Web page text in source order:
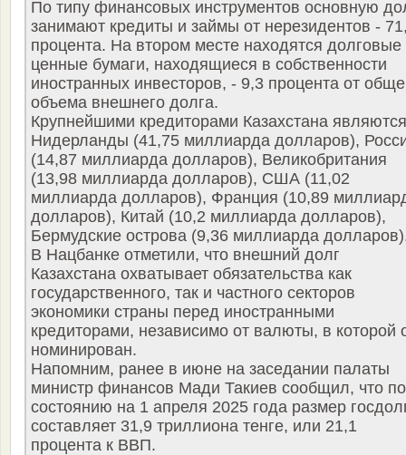
По типу финансовых инструментов основную
занимают кредиты и займы от нерезидентов -
процента. На втором месте находятся долговые
ценные бумаги, находящиеся в собственности
иностранных инвесторов, - 9,3 процента от
объема внешнего долга.
Крупнейшими кредиторами Казахстана
Нидерланды (41,75 миллиарда долларов),
(14,87 миллиарда долларов), Великобритания
(13,98 миллиарда долларов), США (11,02
миллиарда долларов), Франция (10,89
долларов), Китай (10,2 миллиарда долларов),
Бермудские острова (9,36 миллиарда
В Нацбанке отметили, что внешний долг
Казахстана охватывает обязательства как
государственного, так и частного секторов
экономики страны перед иностранными
кредиторами, независимо от валюты, в которой
номинирован.
Напомним, ранее в июне на заседании палаты
министр финансов Мади Такиев сообщил, что по
состоянию на 1 апреля 2025 года размер
составляет 31,9 триллиона тенге, или 21,1
процента к ВВП.